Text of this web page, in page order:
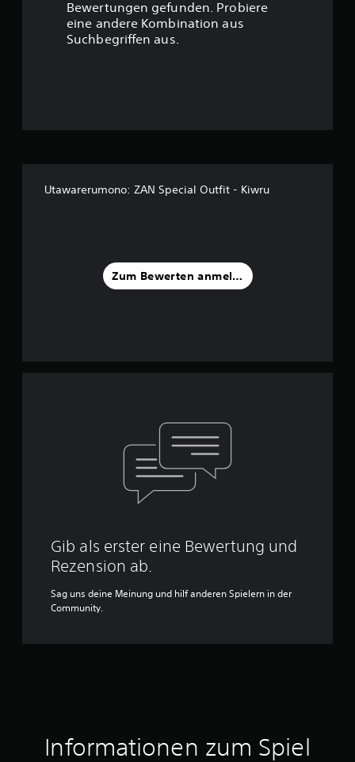
Bewertungen gefunden. Probiere
eine andere Kombination aus
Suchbegriffen aus.
Utawarerumono: ZAN Special Outfit - Kiwru
Zum Bewerten anmelden
Gib als erster eine Bewertung und
Rezension ab.
Sag uns deine Meinung und hilf anderen Spielern in der
Community.
Informationen zum Spiel